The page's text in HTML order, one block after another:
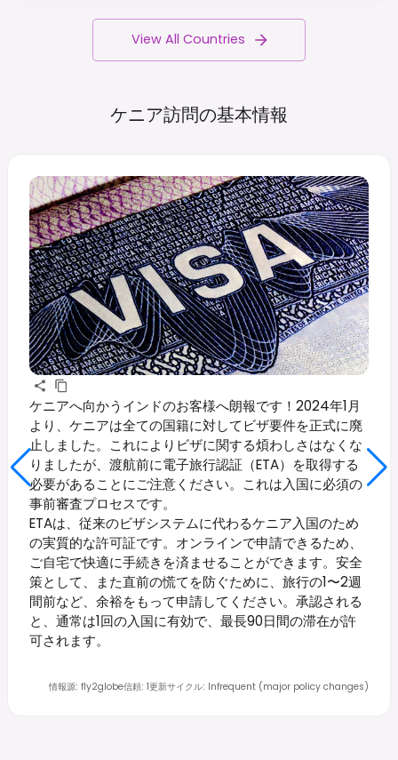
View All Countries
ケニア訪問の基本情報
ケニアへ向かうインドのお客様へ朗報です！2024年1月
より、ケニアは全ての国籍に対してビザ要件を正式に廃
止しました。これによりビザに関する煩わしさはなくな
りましたが、渡航前に電子旅行認証（ETA）を取得する
必要があることにご注意ください。これは入国に必須の
事前審査プロセスです。
ETAは、従来のビザシステムに代わるケニア入国のため
の実質的な許可証です。オンラインで申請できるため、
ご自宅で快適に手続きを済ませることができます。安全
策として、また直前の慌てを防ぐために、旅行の1〜2週
間前など、余裕をもって申請してください。承認される
と、通常は1回の入国に有効で、最長90日間の滞在が許
可されます。
情報源: fly2globe信頼: 1更新サイクル: Infrequent (major policy changes)